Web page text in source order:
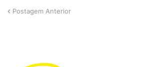
Postagem Anterior